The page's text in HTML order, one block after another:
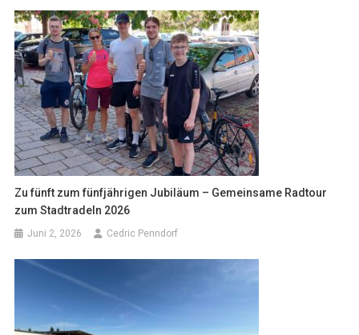
Zu fünft zum fünfjährigen Jubiläum – Gemeinsame Radtour
zum Stadtradeln 2026
Juni 2, 2026 Cedric Penndorf